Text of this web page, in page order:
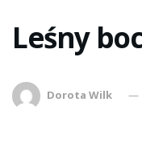
Leśny
Dorota Wilk